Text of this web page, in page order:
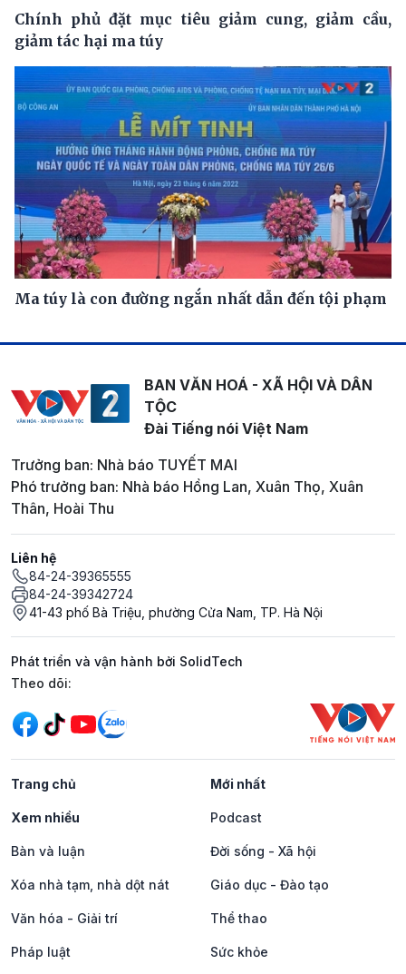
Chính phủ đặt mục tiêu giảm cung, giảm cầu,
giảm tác hại ma túy
Ma túy là con đường ngắn nhất dẫn đến tội phạm
BAN VĂN HOÁ - XÃ HỘI VÀ DÂN
TỘC
Đài Tiếng nói Việt Nam
Trưởng ban: Nhà báo TUYẾT MAI
Phó trưởng ban: Nhà báo Hồng Lan, Xuân Thọ, Xuân
Thân, Hoài Thu
Liên hệ
84-24-39365555
84-24-39342724
41-43 phố Bà Triệu, phường Cửa Nam, TP. Hà Nội
Phát triển và vận hành bởi SolidTech
Mạng xã hội
Theo dõi:
Trang chủ Mới nhất
Xem nhiều Podcast
Bàn và luận Đời sống - Xã hội
Xóa nhà tạm, nhà dột nát Giáo dục - Đào tạo
Văn hóa - Giải trí Thể thao
Pháp luật Sức khỏe